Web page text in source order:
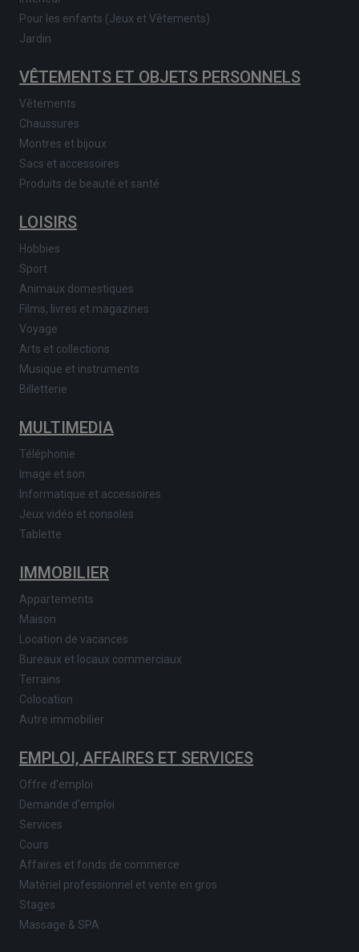
Pour les enfants (Jeux et Vêtements)
Jardin
VÊTEMENTS ET OBJETS PERSONNELS
Vêtements
Chaussures
Montres et bijoux
Sacs et accessoires
Produits de beauté et santé
LOISIRS
Hobbies
Sport
Animaux domestiques
Films, livres et magazines
Voyage
Arts et collections
Musique et instruments
Billetterie
MULTIMEDIA
Téléphonie
Image et son
Informatique et accessoires
Jeux vidéo et consoles
Tablette
IMMOBILIER
Appartements
Maison
Location de vacances
Bureaux et locaux commerciaux
Terrains
Colocation
Autre immobilier
EMPLOI, AFFAIRES ET SERVICES
Offre d'emploi
Demande d'emploi
Services
Cours
Affaires et fonds de commerce
Matériel professionnel et vente en gros
Stages
Massage & SPA